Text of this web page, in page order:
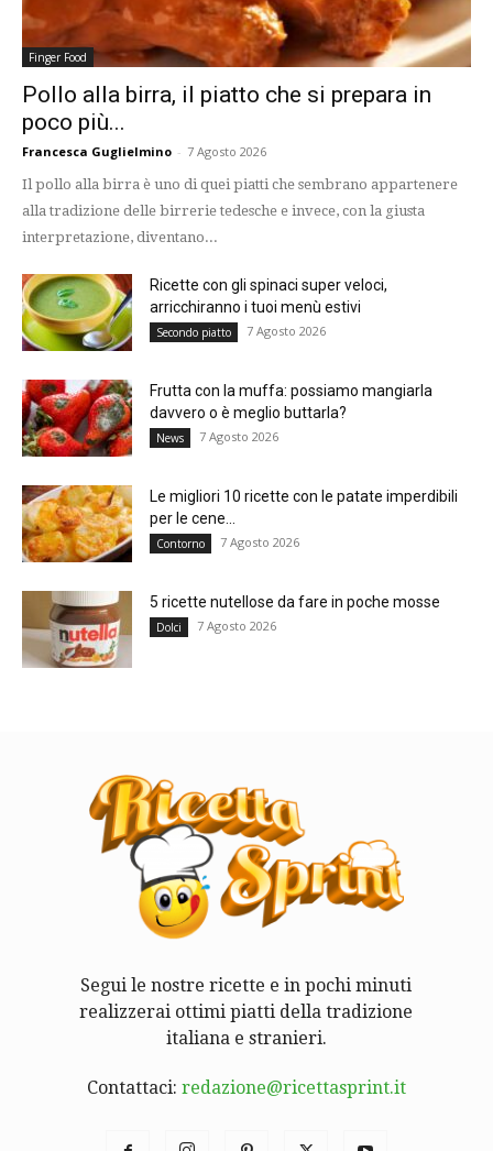
Finger Food
Pollo alla birra, il piatto che si prepara in
poco più...
Francesca Guglielmino - 7 Agosto 2026
Il pollo alla birra è uno di quei piatti che sembrano appartenere
alla tradizione delle birrerie tedesche e invece, con la giusta
interpretazione, diventano...
Ricette con gli spinaci super veloci,
arricchiranno i tuoi menù estivi
Secondo piatto 7 Agosto 2026
Frutta con la muffa: possiamo mangiarla
davvero o è meglio buttarla?
News 7 Agosto 2026
Le migliori 10 ricette con le patate imperdibili
per le cene...
Contorno 7 Agosto 2026
5 ricette nutellose da fare in poche mosse
Dolci 7 Agosto 2026
Segui le nostre ricette e in pochi minuti
realizzerai ottimi piatti della tradizione
italiana e stranieri.
Contattaci: redazione@ricettasprint.it